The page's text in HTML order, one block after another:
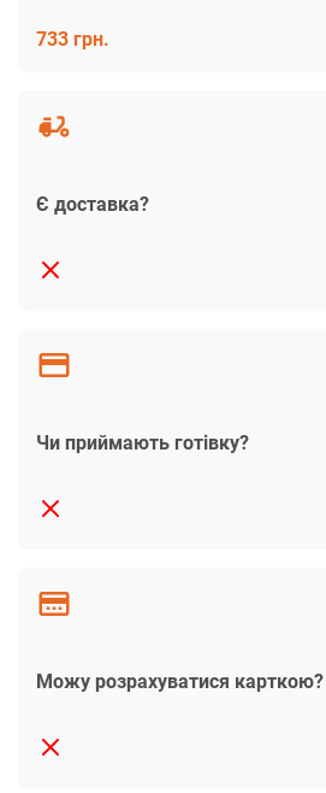
733 грн.
Є доставка?
Чи приймають готівку?
Можу розрахуватися карткою?